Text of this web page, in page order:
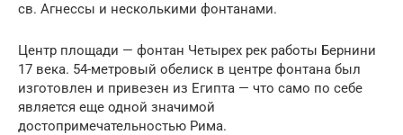
св. Агнессы и несколькими фонтанами.
Центр площади — фонтан Четырех рек работы Бернини
17 века. 54-метровый обелиск в центре фонтана был
изготовлен и привезен из Египта — что само по себе
является еще одной значимой
достопримечательностью Рима.